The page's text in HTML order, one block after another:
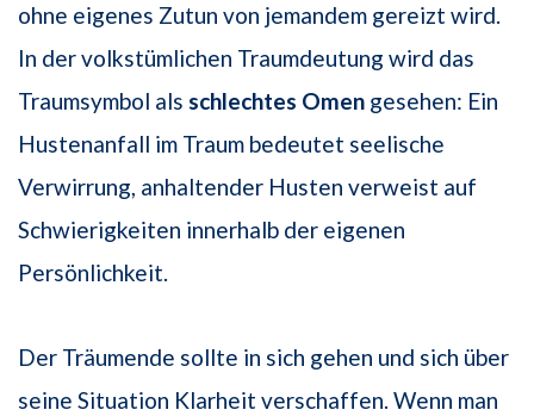
ohne eigenes Zutun von jemandem gereizt wird.
In der volkstümlichen Traumdeutung wird das
Traumsymbol als schlechtes Omen gesehen: Ein
Hustenanfall im Traum bedeutet seelische
Verwirrung, anhaltender Husten verweist auf
Schwierigkeiten innerhalb der eigenen
Persönlichkeit.
Der Träumende sollte in sich gehen und sich über
seine Situation Klarheit verschaffen. Wenn man